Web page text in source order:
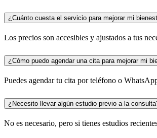
¿Cuánto cuesta el servicio para mejorar mi
Los precios son accesibles y ajustados a tus
¿Cómo puedo agendar una cita para mejorar mi
Puedes agendar tu cita por teléfono o
¿Necesito llevar algún estudio previo a la
No es necesario, pero si tienes estudios